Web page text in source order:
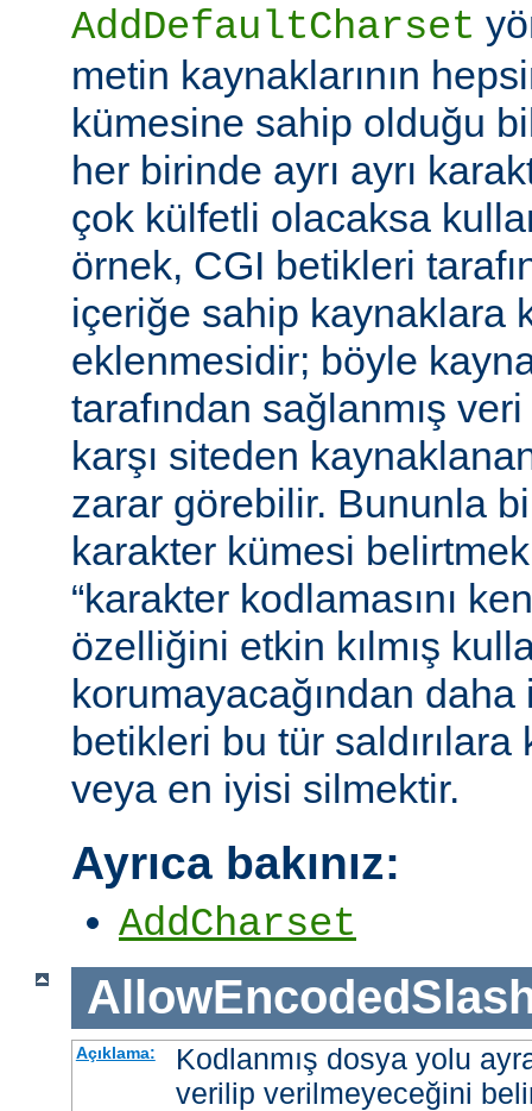
AddDefaultCharset
metin kaynaklarının
kümesine sahip olduğu
her birinde ayrı ayrı
çok külfetli olacaksa
örnek, CGI betikleri
içeriğe sahip kaynaklara
eklenmesidir; böyle
tarafından sağlanmış
karşı siteden
zarar görebilir. Bununla
karakter kümesi
“karakter kodlamasını
özelliğini etkin kılmış
korumayacağından
betikleri bu tür saldırılara
veya en iyisi silmektir.
Ayrıca bakınız:
AddCharset
Açıklama:
Kodlanmış dosya yolu
verilip verilmeyeceğini